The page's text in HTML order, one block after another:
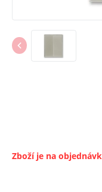
Zboží je na